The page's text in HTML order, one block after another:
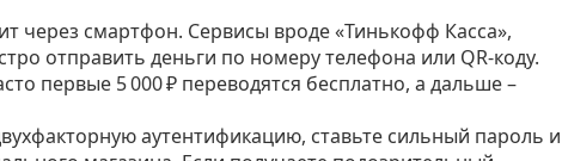
через смартфон. Сервисы вроде «Тинькофф Касса»,
отправить деньги по номеру телефона или QR‑коду.
первые 5 000 ₽ переводятся бесплатно, а дальше –
аутентификацию, ставьте сильный пароль и